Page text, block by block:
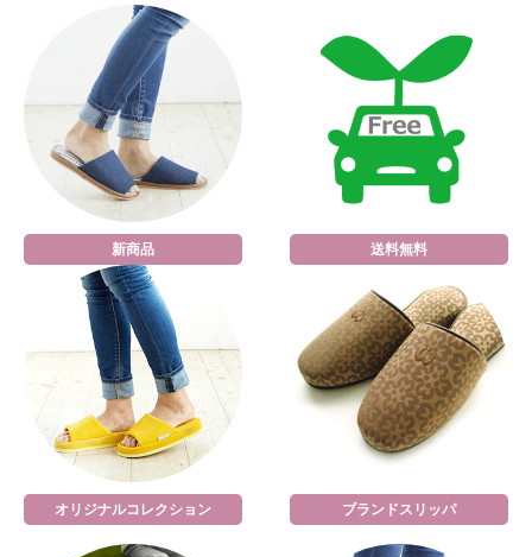
新商品 送料無料
オリジナルコレクション ブランドスリッパ